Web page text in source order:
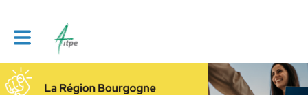
Toggle main navigation